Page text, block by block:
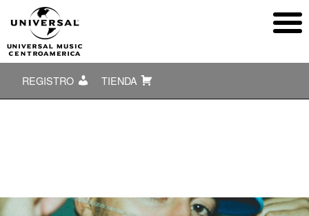
REGISTRO TIENDA